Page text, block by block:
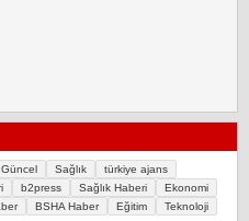
Güncel Sağlık
türkiye ajans
b2press Sağlık Haberi
Ekonomi
BSHA Haber Eğitim Teknoloji